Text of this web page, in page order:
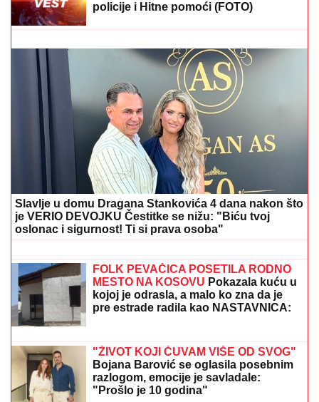
Pisala Bori Santani sa lažnog profila, on prosuo
Filipinsko more laži i poslao "miška", a ona sve
snimila i sad ga drži u šaci
STRAVIČNA NESREĆA KOD
JASENOVIKA! Strahuje se da ima
TEŠKO POVREĐENIH, sve vrvi od
policije i Hitne pomoći (FOTO)
(VIDEO) "ONI MOLE DA UĐU U ELITU
10"Dača Virijević raskrinkao rijaliti
učesnike, otkrio sve o Aneli i Kariću,
pa šokirao: "Filip se dopisuje sa